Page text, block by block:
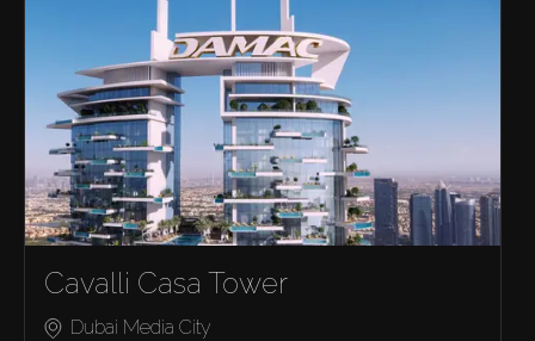
Cavalli Casa Tower
Dubai Media City